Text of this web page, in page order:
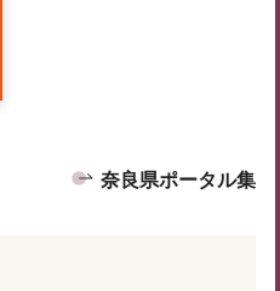
奈良県ポータル集